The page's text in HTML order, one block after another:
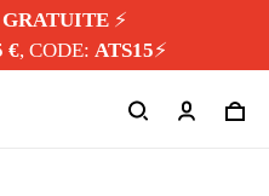
⚡️
€, CODE: ATS15⚡️